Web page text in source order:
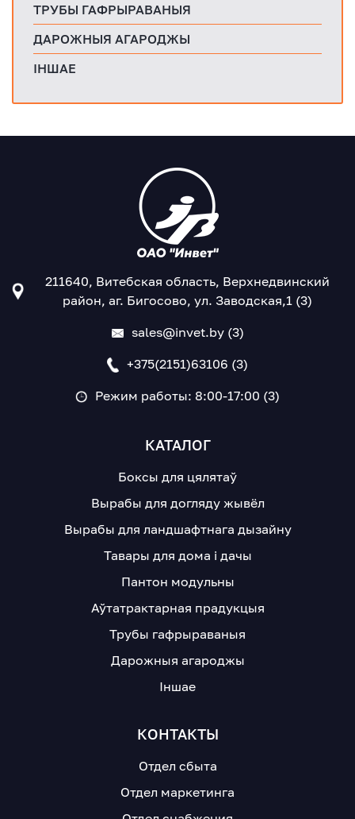
ТРУБЫ ГАФРЫРАВАНЫЯ
ДАРОЖНЫЯ АГАРОДЖЫ
ІНШАЕ
211640, Витебская область, Верхнедвинский
район, аг. Бигосово, ул. Заводская,1 (3)
sales@invet.by (3)
+375(2151)63106 (3)
Режим работы: 8:00-17:00 (3)
КАТАЛОГ
Боксы для цялятаў
Вырабы для догляду жывёл
Вырабы для ландшафтнага дызайну
Тавары для дома і дачы
Пантон модульны
Аўтатрактарная прадукцыя
Трубы гафрыраваныя
Дарожныя агароджы
Іншае
КОНТАКТЫ
Отдел сбыта
Отдел маркетинга